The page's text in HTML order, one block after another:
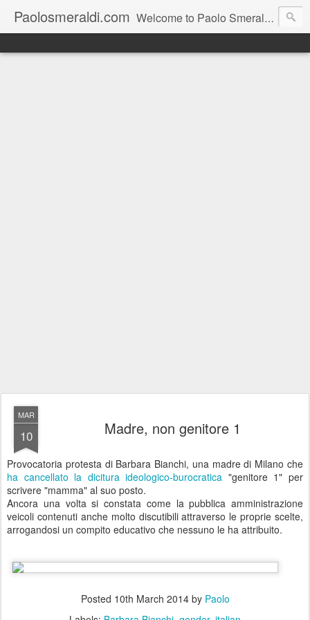
Paolosmeraldi.com Welcome to Paolo Smeraldi's website, online since 2002. Consigliere comunale a Sestri Levante.
MAR
10 Madre, non genitore 1
Provocatoria protesta di Barbara Bianchi, una madre di Milano che
ha cancellato la dicitura ideologico-burocratica "genitore 1" per
scrivere "mamma" al suo posto.
Ancora una volta si constata come la pubblica amministrazione
veicoli contenuti anche molto discutibili attraverso le proprie scelte,
arrogandosi un compito educativo che nessuno le ha attribuito.
Posted 10th March 2014by Paolo